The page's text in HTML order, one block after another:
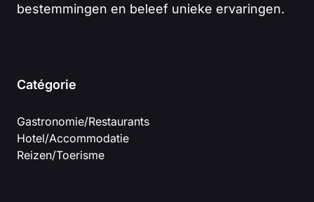
bestemmingen en beleef unieke ervaringen.
Catégorie
Gastronomie/Restaurants
Hotel/Accommodatie
Reizen/Toerisme